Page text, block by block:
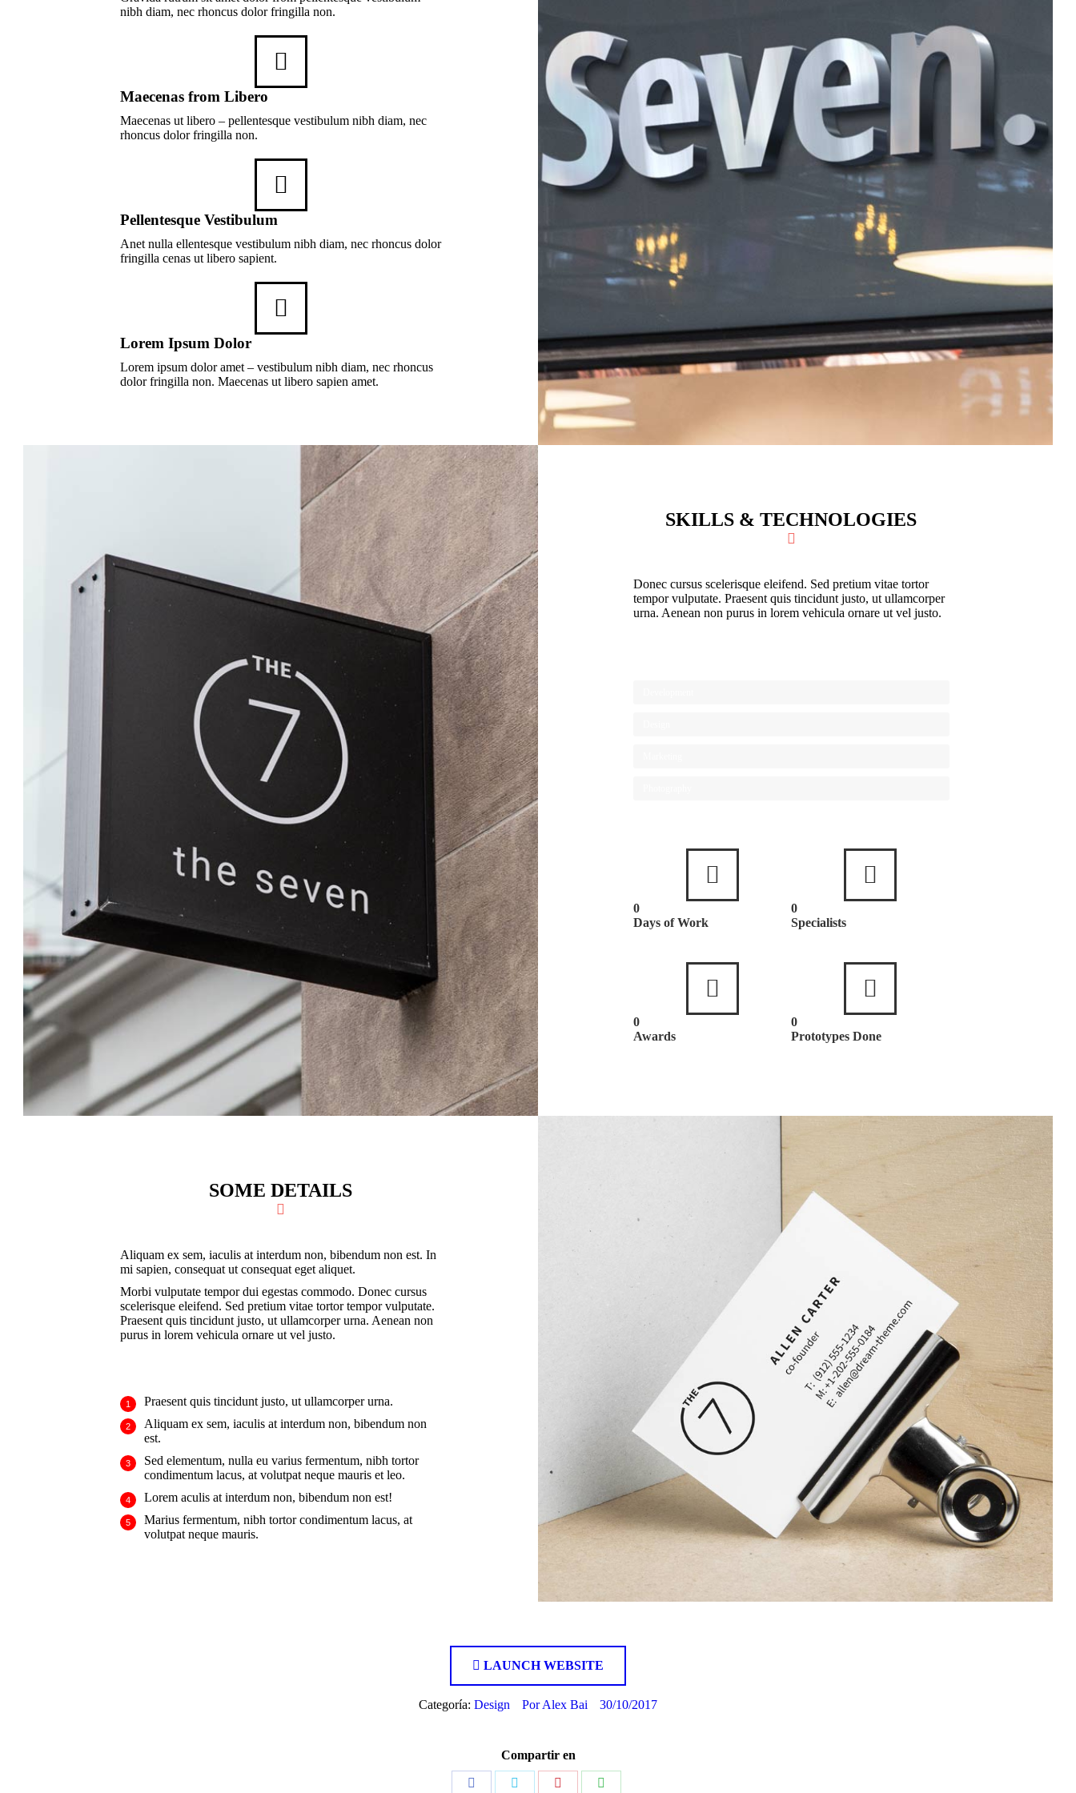
nibh diam, nec rhoncus dolor fringilla non.
Maecenas from Libero
Maecenas ut libero – pellentesque vestibulum nibh diam, nec
rhoncus dolor fringilla non.
Pellentesque Vestibulum
Anet nulla ellentesque vestibulum nibh diam, nec rhoncus dolor
fringilla cenas ut libero sapient.
Lorem Ipsum Dolor
Lorem ipsum dolor amet – vestibulum nibh diam, nec rhoncus
dolor fringilla non. Maecenas ut libero sapien amet.
SKILLS & TECHNOLOGIES
Donec cursus scelerisque eleifend. Sed pretium vitae tortor
tempor vulputate. Praesent quis tincidunt justo, ut ullamcorper
urna. Aenean non purus in lorem vehicula ornare ut vel justo.
0
Days of Work
0
Specialists
0
Awards
0
Prototypes Done
SOME DETAILS
Aliquam ex sem, iaculis at interdum non, bibendum non est. In
mi sapien, consequat ut consequat eget aliquet.
Morbi vulputate tempor dui egestas commodo. Donec cursus
scelerisque eleifend. Sed pretium vitae tortor tempor vulputate.
Praesent quis tincidunt justo, ut ullamcorper urna. Aenean non
purus in lorem vehicula ornare ut vel justo.
Praesent quis tincidunt justo, ut ullamcorper urna.
Aliquam ex sem, iaculis at interdum non, bibendum non
est.
Sed elementum, nulla eu varius fermentum, nibh tortor
condimentum lacus, at volutpat neque mauris et leo.
Lorem aculis at interdum non, bibendum non est!
Мarius fermentum, nibh tortor condimentum lacus, at
volutpat neque mauris.
LAUNCH WEBSITE
Categoría: Design PorAlex Bai 30/10/2017
Compartir en